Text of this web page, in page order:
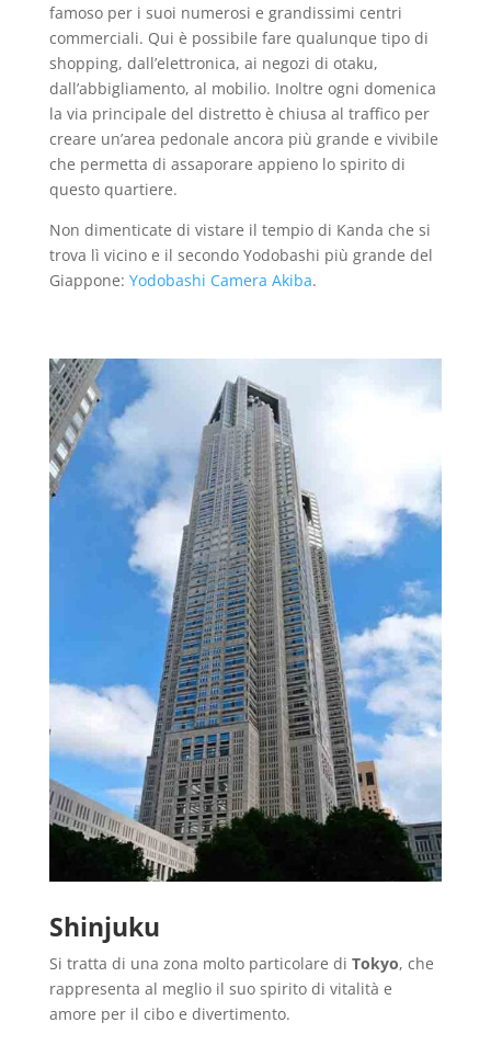
famoso per i suoi numerosi e grandissimi centri
commerciali. Qui è possibile fare qualunque tipo di
shopping, dall’elettronica, ai negozi di otaku,
dall’abbigliamento, al mobilio. Inoltre ogni domenica
la via principale del distretto è chiusa al traffico per
creare un’area pedonale ancora più grande e vivibile
che permetta di assaporare appieno lo spirito di
questo quartiere.
Non dimenticate di vistare il tempio di Kanda che si
trova lì vicino e il secondo Yodobashi più grande del
Giappone: Yodobashi Camera Akiba.
Shinjuku
Si tratta di una zona molto particolare di Tokyo, che
rappresenta al meglio il suo spirito di vitalità e
amore per il cibo e divertimento.